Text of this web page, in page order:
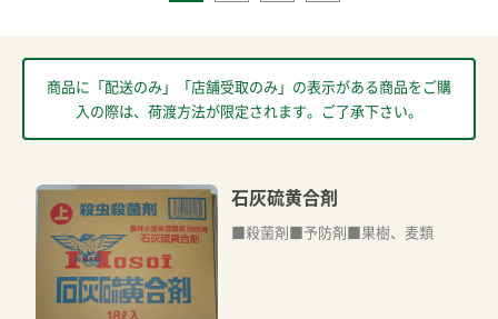
商品に「配送のみ」「店舗受取のみ」の表示がある商品をご購
入の際は、荷渡方法が限定されます。ご了承下さい。
石灰硫黄合剤
■殺菌剤■予防剤■果樹、麦類